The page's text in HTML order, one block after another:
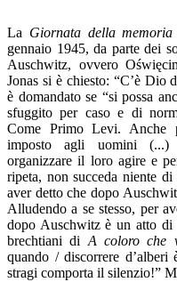
La Giornata della memoria
gennaio 1945, da parte dei
Auschwitz, ovvero
Jonas si è chiesto: “C’è Dio
è domandatose “si possa
sfuggito per caso e di
Come Primo Levi. Anche
imposto agli uomini (...)
organizzare il loro agire e
ripeta, non succeda niente
aver detto che dopo
Alludendo a se stesso, per
dopo Auschwitz è un atto di
brechtiani di A coloro che
quando / discorrere
stragi comporta il silenzio!”